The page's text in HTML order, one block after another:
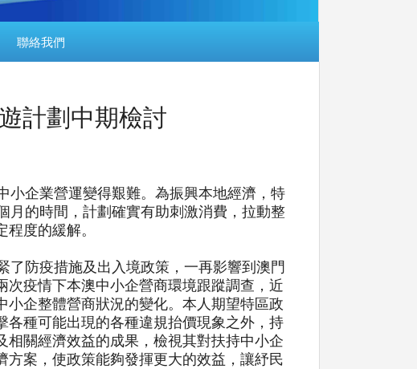
聯絡我們
計劃中期檢討
企業營運變得艱難。為振興本地經濟，特
月的時間，計劃確實有助刺激消費，拉動整
度的緩解。
防疫措施及出入境政策，一再影響到澳門
疫情下本澳中小企營商環境跟蹤調查，近
企整體營商狀況的變化。本人期望特區政
種可能出現的各種違規抬價現象之外，持
關經濟效益的成果，檢視其對扶持中小企
案，使政策能夠發揮更大的效益，讓紓民